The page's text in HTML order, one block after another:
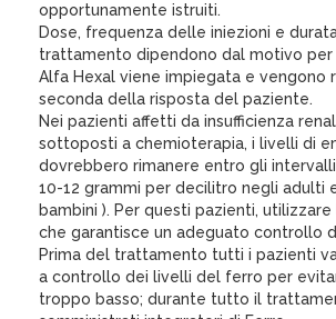
opportunamente istruiti.
Dose, frequenza delle iniezioni e
trattamento dipendono dal motivo per
Alfa Hexal viene impiegata e vengono
seconda della risposta del paziente.
Nei pazienti affetti da insufficienza
sottoposti a chemioterapia, i livelli di
dovrebbero rimanere entro gli
10-12 grammi per decilitro negli adulti
bambini ). Per questi pazienti,
che garantisce un adeguato controllo
Prima del trattamento tutti i pazienti
a controllo dei livelli del ferro per
troppo basso; durante tutto il